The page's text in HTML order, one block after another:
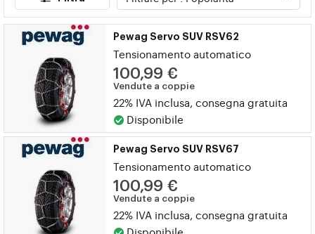
Pewag Servo SUV RSV62
Tensionamento automatico
100,99 €
Vendute a coppie
22% IVA inclusa, consegna gratuita
Disponibile
Pewag Servo SUV RSV67
Tensionamento automatico
100,99 €
Vendute a coppie
22% IVA inclusa, consegna gratuita